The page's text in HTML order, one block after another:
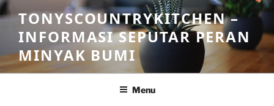
Skip
to
content
TONYSCOUNTRYKITCHEN –
INFORMASI SEPUTAR PERAN
MINYAK BUMI
Menu